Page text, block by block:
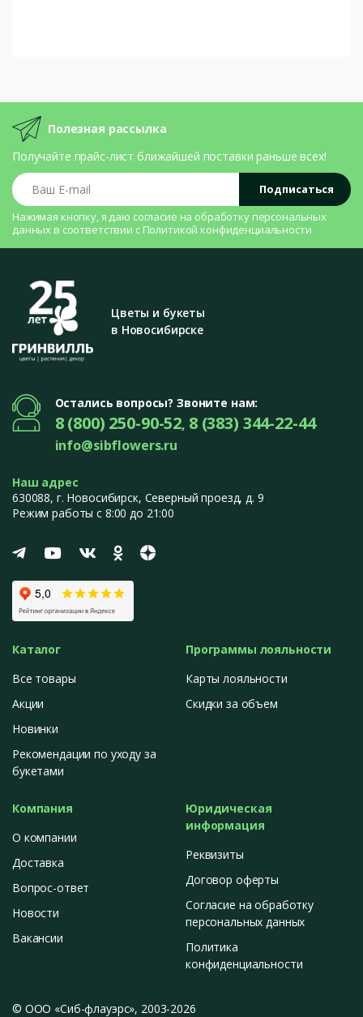
Полезная рассылка
Получайте прайс-лист ближайшей поставки раньше всех!
Ваш E-mail
Подписаться
Нажимая кнопку, я даю согласие на обработку персональных
данных в соответствии с Политикой конфиденциальности
Цветы и букеты
в Новосибирске
Остались вопросы? Звоните нам:
8 (800) 250-90-52, 8 (383) 344-22-44
info@sibflowers.ru
Наш адрес
630088, г. Новосибирск, Северный проезд, д. 9
Режим работы с 8:00 до 21:00
Каталог
Все товары
Акции
Новинки
Рекомендации по уходу за
букетами
Программы лояльности
Карты лояльности
Скидки за объем
Компания
О компании
Доставка
Вопрос-ответ
Новости
Вакансии
Юридическая
информация
Реквизиты
Договор оферты
Согласие на обработку
персональных данных
Политика
конфиденциальности
© ООО «Сиб-флауэрс», 2003-2026